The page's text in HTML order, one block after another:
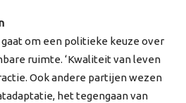
om een politieke keuze over
ruimte. ‘Kwaliteit van leven
Ook andere partijen wezen
het tegengaan van